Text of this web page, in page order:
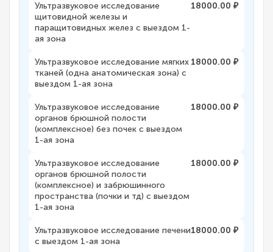
Ультразвуковое исследование
щитовидной железы и
паращитовидных желез с выездом 1-
ая зона
18000.00 ₽
Ультразвуковое исследование мягких
тканей (одна анатомическая зона) с
выездом 1-ая зона
18000.00 ₽
Ультразвуковое исследование
органов брюшной полости
(комплексное) без почек с выездом
1-ая зона
18000.00 ₽
Ультразвуковое исследование
органов брюшной полости
(комплексное) и забрюшинного
пространства (почки и тд) с выездом
1-ая зона
18000.00 ₽
Ультразвуковое исследование печени
с выездом 1-ая зона
18000.00 ₽